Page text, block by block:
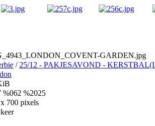
GARDEN.jpg
/ 25/12 - PAKJESAVOND -
%062 %2025
700 pixels